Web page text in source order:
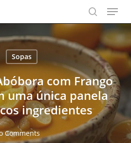
search
Menu
Sopas
com Frango
uma única panela
ingredientes
Comments